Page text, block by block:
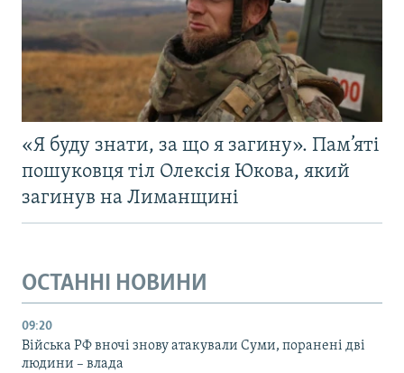
«Я буду знати, за що я загину». Пам’яті
пошуковця тіл Олексія Юкова, який
загинув на Лиманщині
ОСТАННІ НОВИНИ
09:20
Війська РФ вночі знову атакували Суми, поранені дві
людини – влада